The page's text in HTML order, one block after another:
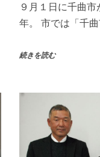
９月１日に千曲
年。 市では「千
続きを読む
の都